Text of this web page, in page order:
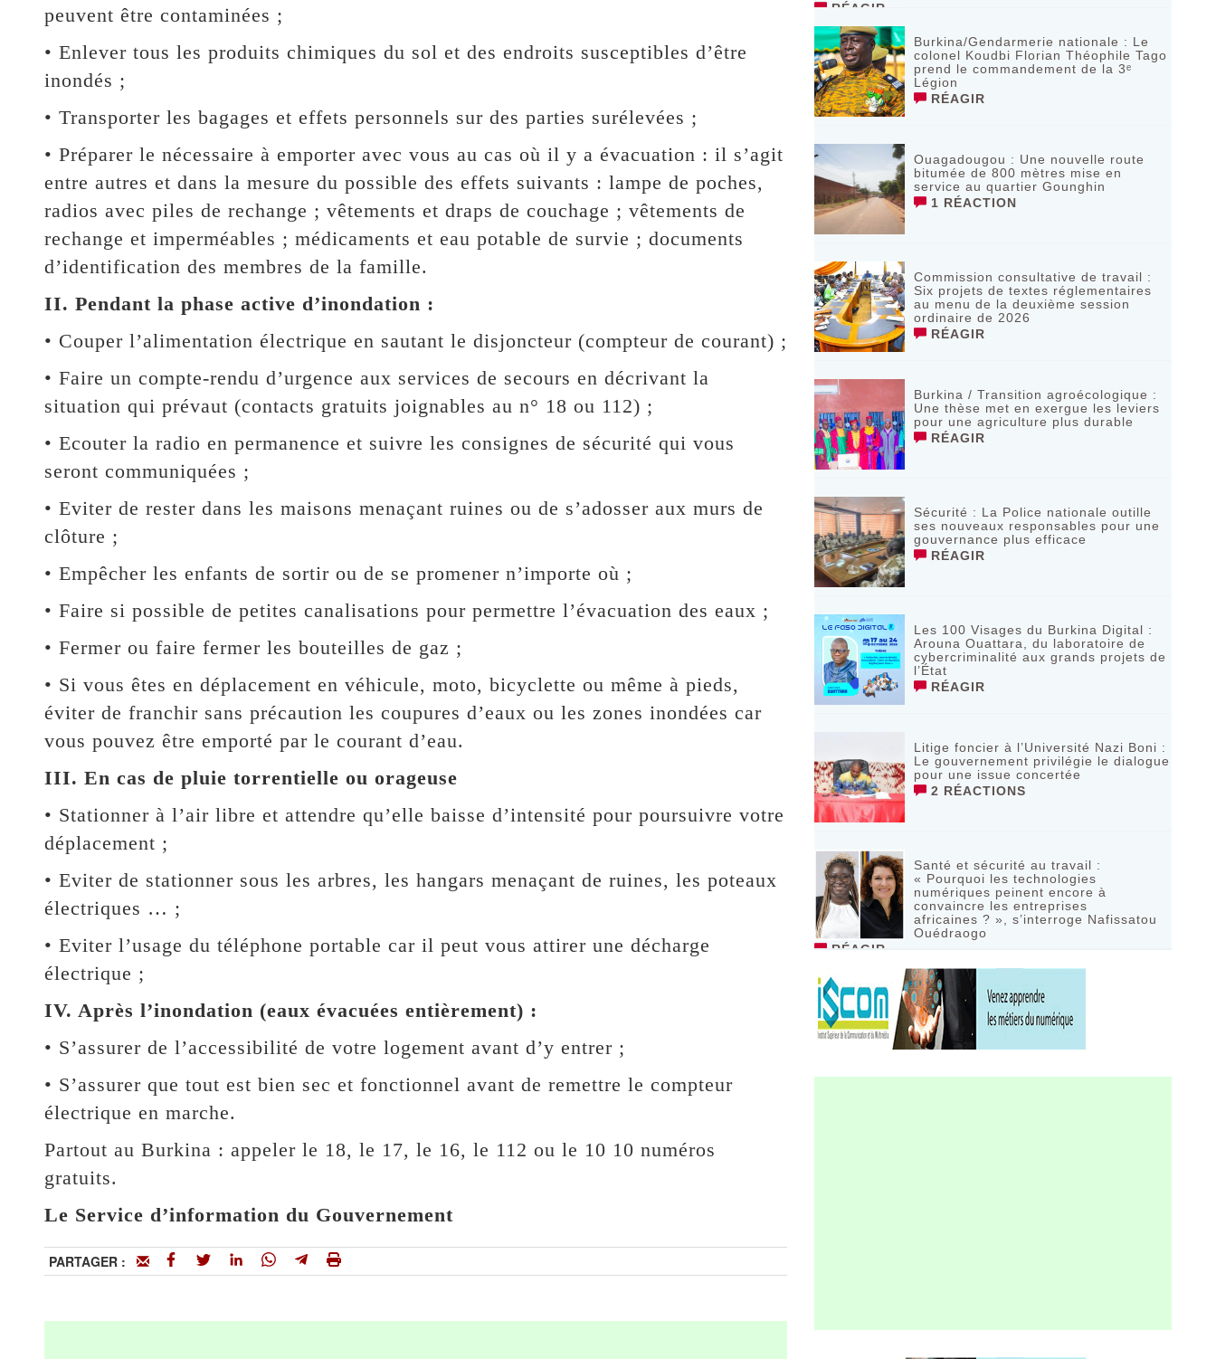
peuvent être contaminées ;
• Enlever tous les produits chimiques du sol et des endroits susceptibles d’être
inondés ;
• Transporter les bagages et effets personnels sur des parties surélevées ;
• Préparer le nécessaire à emporter avec vous au cas où il y a évacuation : il s’agit
entre autres et dans la mesure du possible des effets suivants : lampe de poches,
radios avec piles de rechange ; vêtements et draps de couchage ; vêtements de
rechange et imperméables ; médicaments et eau potable de survie ; documents
d’identification des membres de la famille.
II. Pendant la phase active d’inondation :
• Couper l’alimentation électrique en sautant le disjoncteur (compteur de courant) ;
• Faire un compte-rendu d’urgence aux services de secours en décrivant la
situation qui prévaut (contacts gratuits joignables au n° 18 ou 112) ;
• Ecouter la radio en permanence et suivre les consignes de sécurité qui vous
seront communiquées ;
• Eviter de rester dans les maisons menaçant ruines ou de s’adosser aux murs de
clôture ;
• Empêcher les enfants de sortir ou de se promener n’importe où ;
• Faire si possible de petites canalisations pour permettre l’évacuation des eaux ;
• Fermer ou faire fermer les bouteilles de gaz ;
• Si vous êtes en déplacement en véhicule, moto, bicyclette ou même à pieds,
éviter de franchir sans précaution les coupures d’eaux ou les zones inondées car
vous pouvez être emporté par le courant d’eau.
III. En cas de pluie torrentielle ou orageuse
• Stationner à l’air libre et attendre qu’elle baisse d’intensité pour poursuivre votre
déplacement ;
• Eviter de stationner sous les arbres, les hangars menaçant de ruines, les poteaux
électriques … ;
• Eviter l’usage du téléphone portable car il peut vous attirer une décharge
électrique ;
IV. Après l’inondation (eaux évacuées entièrement) :
• S’assurer de l’accessibilité de votre logement avant d’y entrer ;
• S’assurer que tout est bien sec et fonctionnel avant de remettre le compteur
électrique en marche.
Partout au Burkina : appeler le 18, le 17, le 16, le 112 ou le 10 10 numéros
gratuits.
Le Service d’information du Gouvernement
PARTAGER :
RÉAGIR
Burkina/Gendarmerie nationale : Le
colonel Koudbi Florian Théophile Tago
prend le commandement de la 3ᵉ
Légion
RÉAGIR
Ouagadougou : Une nouvelle route
bitumée de 800 mètres mise en
service au quartier Gounghin
1 RÉACTION
Commission consultative de travail :
Six projets de textes réglementaires
au menu de la deuxième session
ordinaire de 2026
RÉAGIR
Burkina / Transition agroécologique :
Une thèse met en exergue les leviers
pour une agriculture plus durable
RÉAGIR
Sécurité : La Police nationale outille
ses nouveaux responsables pour une
gouvernance plus efficace
RÉAGIR
Les 100 Visages du Burkina Digital :
Arouna Ouattara, du laboratoire de
cybercriminalité aux grands projets de
l’État
RÉAGIR
Litige foncier à l’Université Nazi Boni :
Le gouvernement privilégie le dialogue
pour une issue concertée
2 RÉACTIONS
Santé et sécurité au travail :
« Pourquoi les technologies
numériques peinent encore à
convaincre les entreprises
africaines ? », s’interroge Nafissatou
Ouédraogo
RÉAGIR